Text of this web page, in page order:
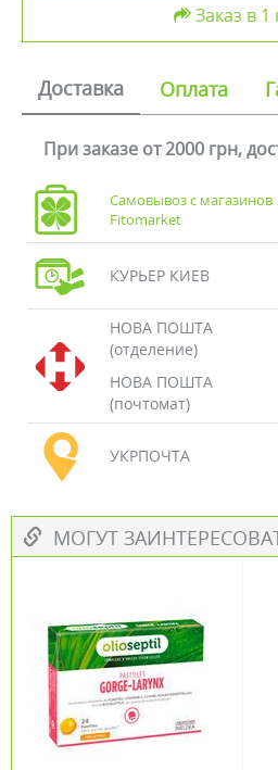
Заказ в 1
Доставка Оплата
При заказе от 2000 грн,
Самовывоз с магазинов
Fitomarket
КУРЬЕР КИЕВ
НОВА ПОШТА
(отделение)
НОВА ПОШТА
(почтомат)
УКРПОЧТА
МОГУТ